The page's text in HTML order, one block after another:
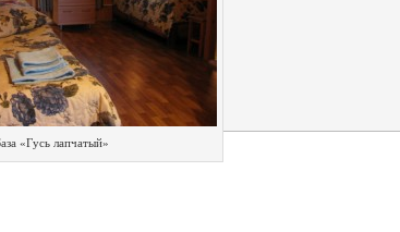
«Гусь лапчатый»